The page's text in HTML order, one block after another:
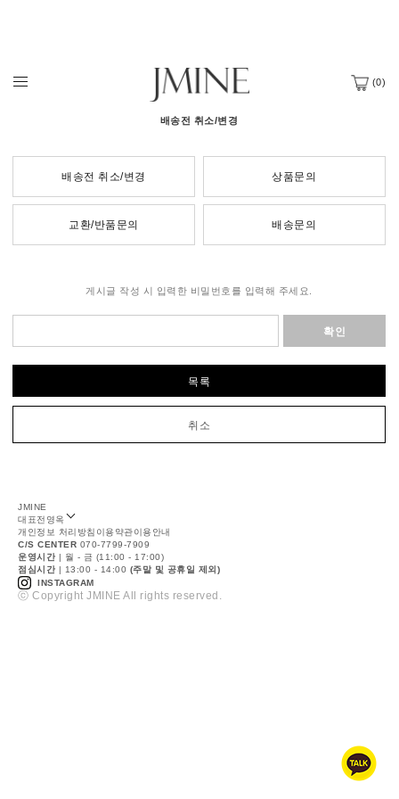
(0)
배송전 취소/변경
배송전 취소/변경 상품문의
교환/반품문의 배송문의
게시글 작성 시 입력한 비밀번호를 입력해 주세요.
확인
목록
취소
JMINE
대표전영옥
개인정보 처리방침 이용약관이용안내
C/S CENTER 070-7799-7909
운영시간 | 월 - 금 (11:00 - 17:00)
점심시간 | 13:00 - 14:00 (주말 및 공휴일 제외)
INSTAGRAM
ⓒ Copyright JMINE All rights reserved.